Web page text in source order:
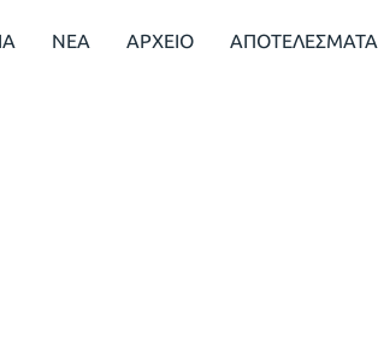
ΝΕΑ ΑΡΧΕΙΟ ΑΠΟΤΕΛΕΣΜΑΤΑ